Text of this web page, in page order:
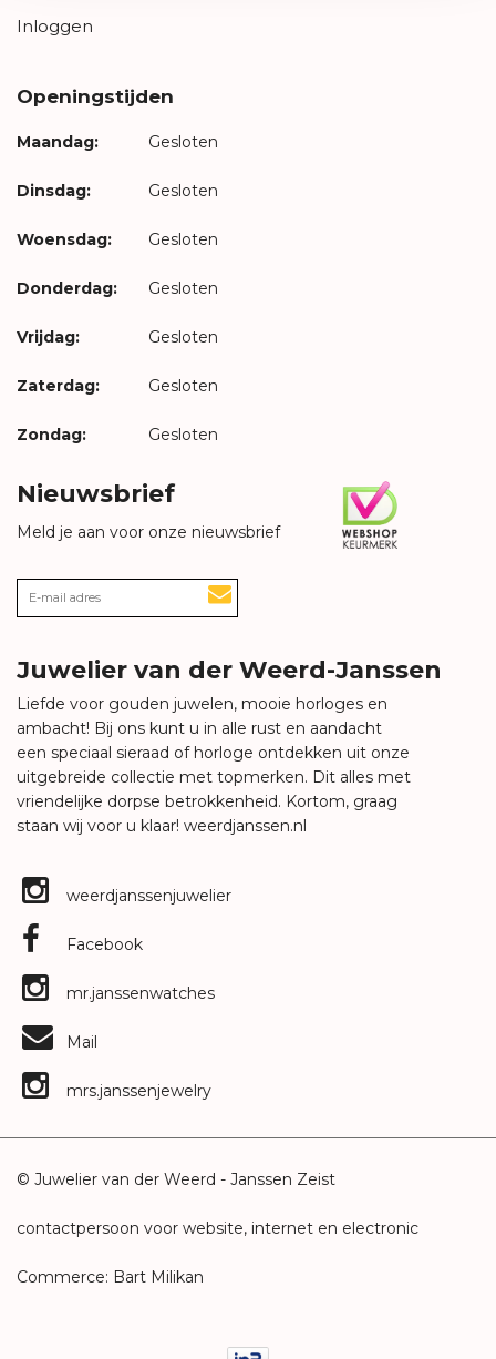
Inloggen
Openingstijden
Maandag: Gesloten
Dinsdag: Gesloten
Woensdag: Gesloten
Donderdag: Gesloten
Vrijdag: Gesloten
Zaterdag: Gesloten
Zondag: Gesloten
Nieuwsbrief
Meld je aan voor onze nieuwsbrief
Juwelier van der Weerd-Janssen
Liefde voor gouden juwelen, mooie horloges en
ambacht! Bij ons kunt u in alle rust en aandacht
een speciaal sieraad of horloge ontdekken uit onze
uitgebreide collectie met topmerken. Dit alles met
vriendelijke dorpse betrokkenheid. Kortom, graag
staan wij voor u klaar! weerdjanssen.nl
weerdjanssenjuwelier
Facebook
mr.janssenwatches
Mail
mrs.janssenjewelry
© Juwelier van der Weerd - Janssen Zeist
contactpersoon voor website, internet en electronic
Commerce: Bart Milikan